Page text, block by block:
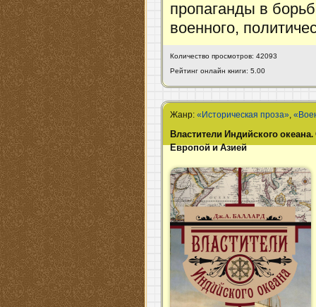
пропаганды в
военного,
Количество просмотров: 42093
Рейтинг онлайн книги: 5.00
Жанр:«Историческая проза»,
Властители Индийского
Европой и Азией